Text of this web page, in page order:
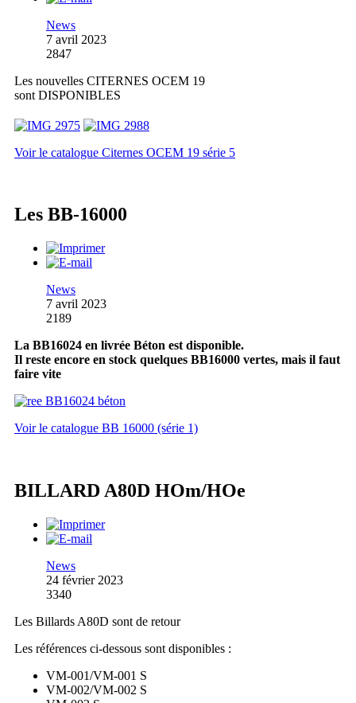
News
7 avril 2023
2847
Les nouvelles CITERNES OCEM 19
sont DISPONIBLES
Voir le catalogue Citernes OCEM 19 série 5
Les BB-16000
News
7 avril 2023
2189
La BB16024 en livrée Béton est disponible.
Il reste encore en stock quelques BB16000 vertes, mais il faut
faire vite
Voir le catalogue BB 16000 (série 1)
BILLARD A80D HOm/HOe
News
24 février 2023
3340
Les Billards A80D sont de retour
Les références ci-dessous sont disponibles :
VM-001/VM-001 S
VM-002/VM-002 S